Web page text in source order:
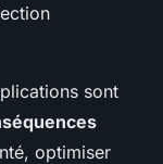
sont
optimiser